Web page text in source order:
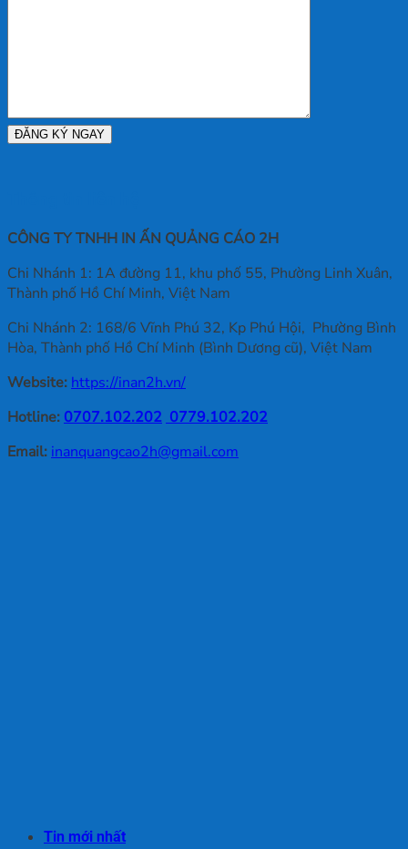
CÔNG TY TNHH IN ẤN QUẢNG CÁO 2H
Chi Nhánh 1: 1A đường 11, khu phố 55, Phường Linh Xuân,
Thành phố Hồ Chí Minh, Việt Nam
Chi Nhánh 2: 168/6 Vĩnh Phú 32, Kp Phú Hội, Phường Bình
Hòa, Thành phố Hồ Chí Minh (Bình Dương cũ), Việt Nam
Website: https://inan2h.vn/
Hotline: 0707.102.202 0779.102.202
Email: inanquangcao2h@gmail.com
Tin mới nhất